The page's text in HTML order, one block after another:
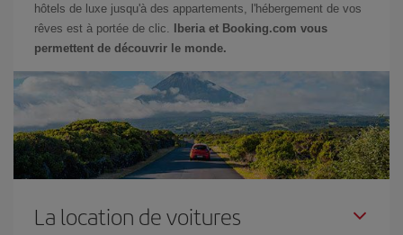
hôtels de luxe jusqu'à des appartements, l'hébergement de vos
rêves est à portée de clic.
Iberia et Booking.com vous
permettent de découvrir le monde.
La location de voitures